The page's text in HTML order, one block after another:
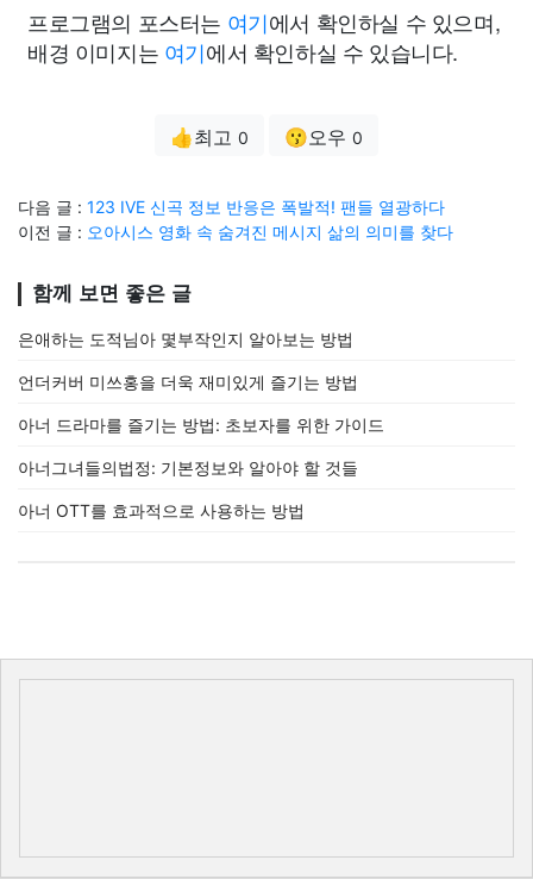
프로그램의 포스터는 여기에서 확인하실 수 있으며,
배경 이미지는 여기에서 확인하실 수 있습니다.
👍최고 0 😗오우 0
다음 글 : 123 IVE 신곡 정보 반응은 폭발적! 팬들 열광하다
이전 글 : 오아시스 영화 속 숨겨진 메시지 삶의 의미를 찾다
함께 보면 좋은 글
은애하는 도적님아 몇부작인지 알아보는 방법
언더커버 미쓰홍을 더욱 재미있게 즐기는 방법
아너 드라마를 즐기는 방법: 초보자를 위한 가이드
아너그녀들의법정: 기본정보와 알아야 할 것들
아너 OTT를 효과적으로 사용하는 방법